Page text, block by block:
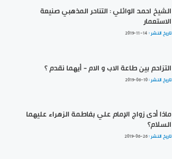
الشيخ احمد الوائلي : التناحر المذهبي صنيعة
الاستعمار
تاريخ النشر : 2019-11-14
التزاحم بين طاعة الاب و الام - أيهما نقدم ؟
تاريخ النشر :2019-06-10
ماذا أدى زواج الإمام علي بفاطمة الزهراء عليهما
السلام؟
تاريخ النشر :2019-06-26